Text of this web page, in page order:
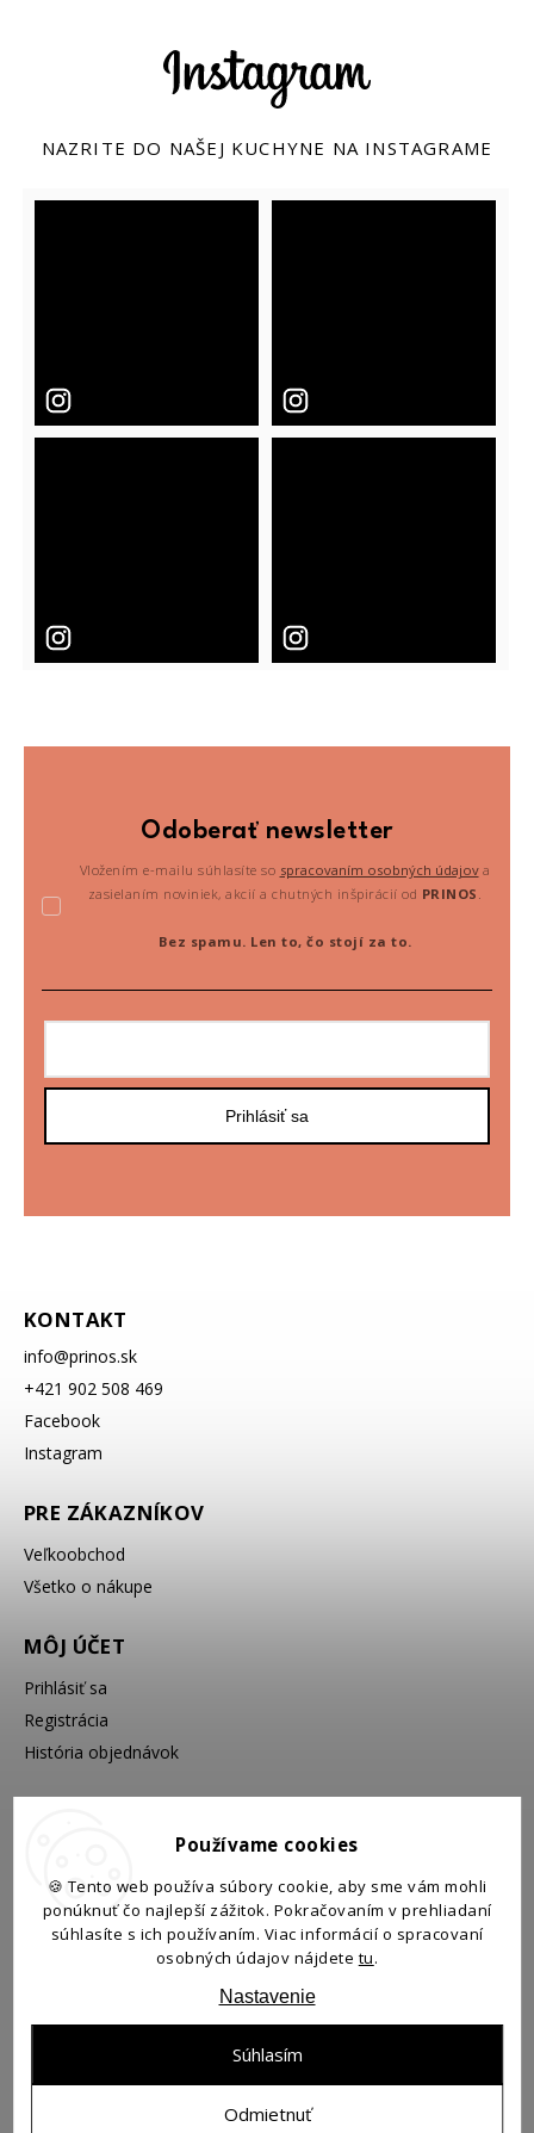
Používame cookies
🍪 Tento web používa súbory cookie, aby sme vám mohli
ponúknuť čo najlepší zážitok. Pokračovaním v prehliadaní
súhlasíte s ich používaním. Viac informácií o spracovaní
osobných údajov nájdete tu.
Nastavenie
Odmietnuť
Súhlasím
KONTAKT
info@prinos.sk
+421 902 508 469
Facebook
Instagram
PRE ZÁKAZNÍKOV
Veľkoobchod
Všetko o nákupe
MÔJ ÚČET
Prihlásiť sa
Registrácia
História objednávok
Hľadať
Odoberať newsletter
Vložením e-mailu súhlasíte so spracovaním osobných údajova
zasielaním noviniek, akcií a chutných inšpirácií od PRINOS
Bez spamu. Len to, čo stojí za to.
Prihlásiť sa
Upraviť nastavenie cookies